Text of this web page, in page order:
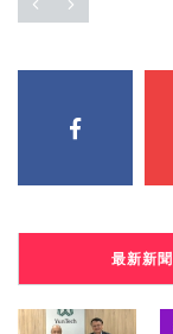
最新新聞